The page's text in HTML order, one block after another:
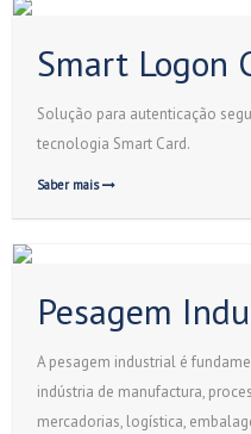
Smart Logon
Solução para autenticação
tecnologia Smart Card.
Saber mais
Pesagem
A pesagem industrial é
indústria de manufactura,
mercadorias, logística,